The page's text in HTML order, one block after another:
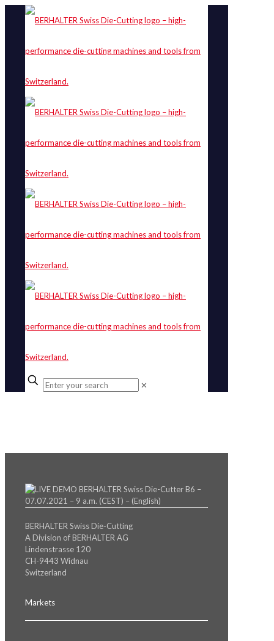
✕
BERHALTER Swiss Die-Cutting
A Division of BERHALTER AG
Lindenstrasse 120
CH-9443 Widnau
Switzerland
Markets